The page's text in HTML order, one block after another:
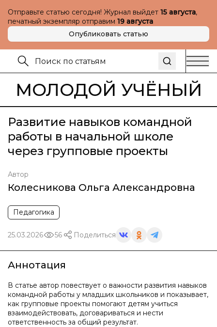
Отправьте статью сегодня! Журнал выйдет 15 августа,
печатный экземпляр отправим 19 августа
Опубликовать статью
МОЛОДОЙ УЧЁНЫЙ
Развитие навыков командной
работы в начальной школе
через групповые проекты
Автор
Колесникова Ольга Александровна
Педагогика
25.03.2026 56 Поделиться
Аннотация
В статье автор повествует о важности развития навыков
командной работы у младших школьников и показывает,
как групповые проекты помогают детям учиться
взаимодействовать, договариваться и нести
ответственность за общий результат.